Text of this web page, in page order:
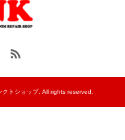
トショップ. All rights reserved.